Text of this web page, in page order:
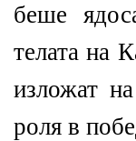
беше
телата на
изложат
роля в